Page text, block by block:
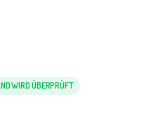
WIRD ÜBERPRÜFT